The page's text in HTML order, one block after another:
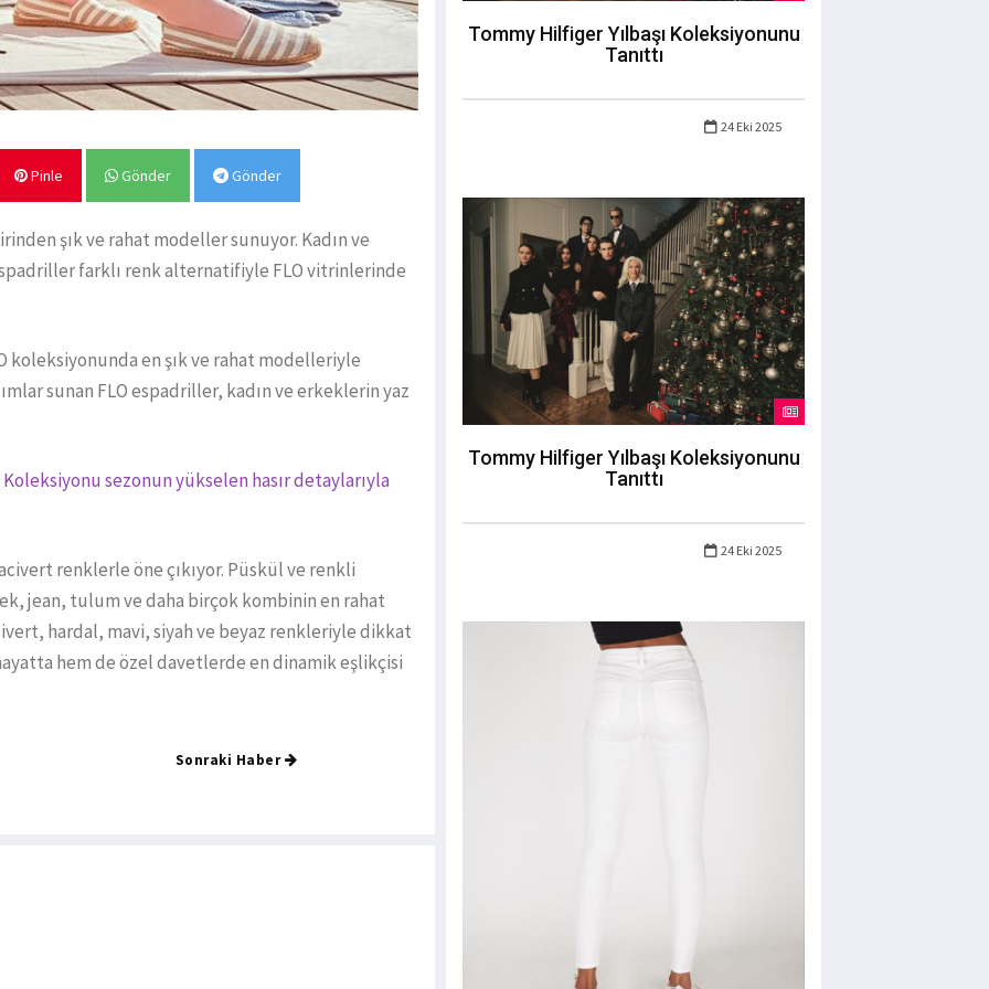
Pinle Gönder Gönder
şık ve rahat modeller sunuyor. Kadın ve
farklı renk alternatifiyle FLO vitrinlerinde
koleksiyonunda en şık ve rahat modelleriyle
sunan FLO espadriller, kadın ve erkeklerin yaz
sezonun yükselen hasır detaylarıyla
renklerle öne çıkıyor. Püskül ve renkli
jean, tulum ve daha birçok kombinin en rahat
hardal, mavi, siyah ve beyaz renkleriyle dikkat
hem de özel davetlerde en dinamik eşlikçisi
Sonraki Haber
Tommy Hilfiger Yılbaşı Koleksiyonunu
Tanıttı
24 Eki 2025
Tommy Hilfiger Yılbaşı Koleksiyonunu
Tanıttı
24 Eki 2025